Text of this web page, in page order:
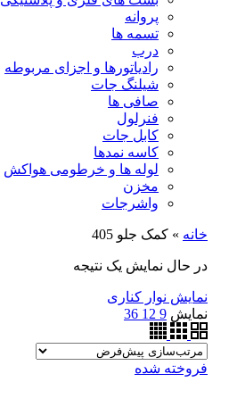
پروانه
تسمه ها
درب
رادیاتورها و اجزای مربوطه
شیلنگ جات
صافی ها
فنرلول
کابل جات
کاسه نمدها
لوله ها و خرطومی هواکش
مخزن
واشرجات
خانه » کمک جلو 405
در حال نمایش یک نتیجه
نمایش نوار کناری
نمایش 9
12
36
فروخته شده